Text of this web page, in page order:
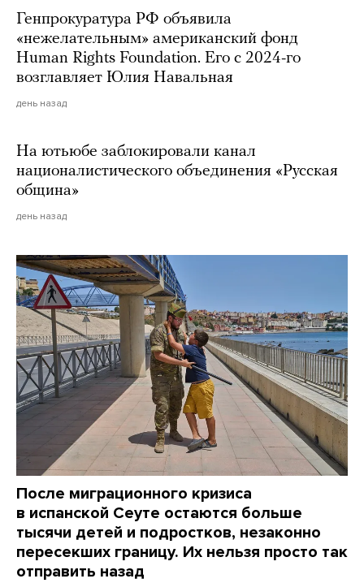
Генпрокуратура РФ объявила
«нежелательным» американский фонд
Human Rights Foundation. Его с 2024-го
возглавляет Юлия Навальная
день назад
На ютьюбе заблокировали канал
националистического объединения «Русская
община»
день назад
После миграционного кризиса
в испанской Сеуте остаются больше
тысячи детей и подростков, незаконно
пересекших границу. Их нельзя просто так
отправить назад